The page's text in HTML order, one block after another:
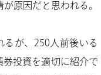
原因だと思われる。
るが、250人前後いる
投資を適切に紹介で